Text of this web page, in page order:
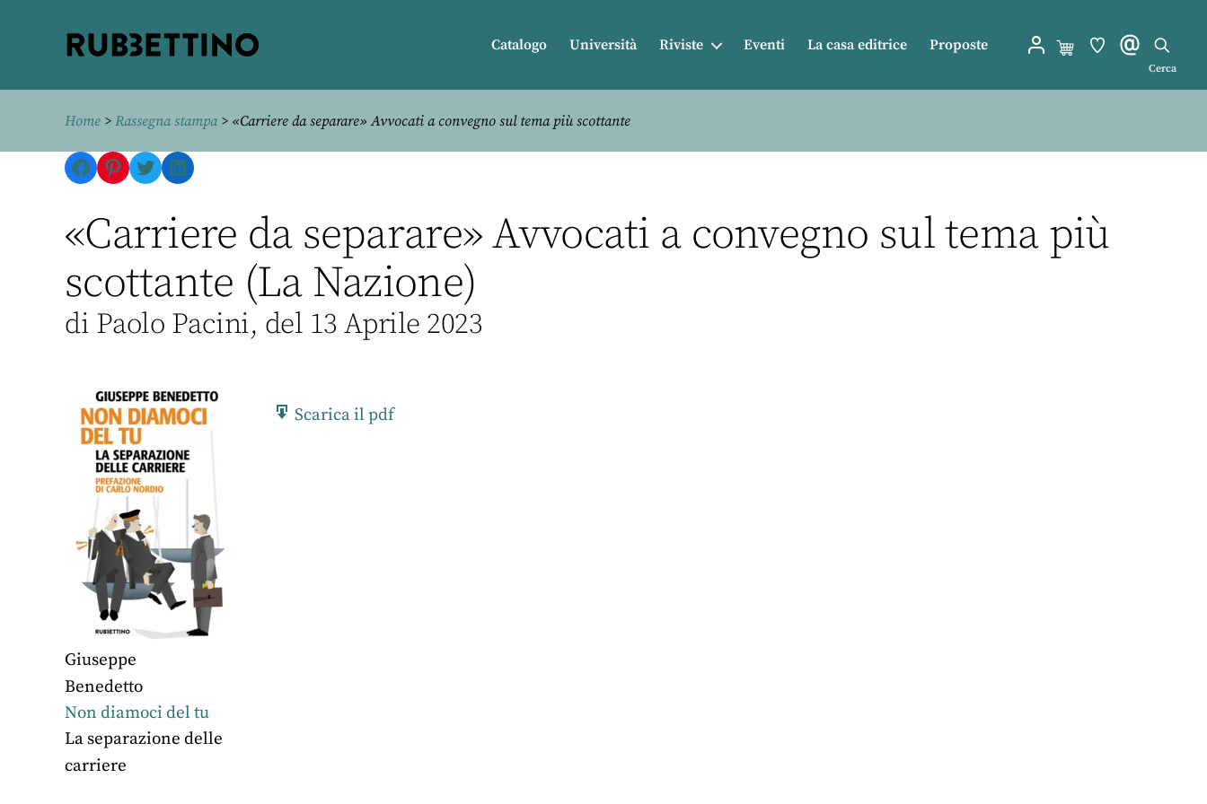
Catalogo Università Riviste Eventi La casa editrice Proposte
Cerca
Home > Rassegna stampa> «Carriere da separare» Avvocati a convegno sul tema più scottante
Facebook
Pinterest
TwitterLinkedIn
«Carriere da separare» Avvocati a convegno sul tema più
scottante (La Nazione)
di Paolo Pacini, del 13 Aprile 2023
Giuseppe
Benedetto
Non diamoci del tu
La separazione delle
carriere
Scarica il pdf